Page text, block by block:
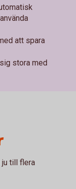
att spara
stora med
ju till flera